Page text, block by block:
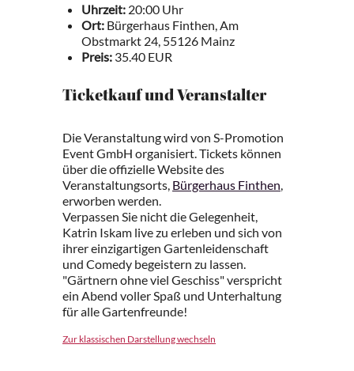
Uhrzeit: 20:00 Uhr
Ort: Bürgerhaus Finthen, Am
Obstmarkt 24, 55126 Mainz
Preis: 35.40 EUR
Ticketkauf und Veranstalter
Die Veranstaltung wird von S-Promotion
Event GmbH organisiert. Tickets können
über die offizielle Website des
Veranstaltungsorts, Bürgerhaus Finthen,
erworben werden.
Verpassen Sie nicht die Gelegenheit,
Katrin Iskam live zu erleben und sich von
ihrer einzigartigen Gartenleidenschaft
und Comedy begeistern zu lassen.
"Gärtnern ohne viel Geschiss" verspricht
ein Abend voller Spaß und Unterhaltung
für alle Gartenfreunde!
Zur klassischen Darstellung wechseln